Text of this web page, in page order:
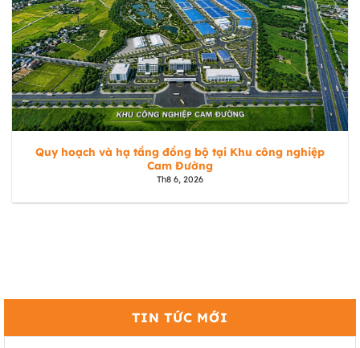
Quy hoạch và hạ tầng đồng bộ tại Khu công nghiệp
Cam Đường
Th8 6, 2026
TIN TỨC MỚI